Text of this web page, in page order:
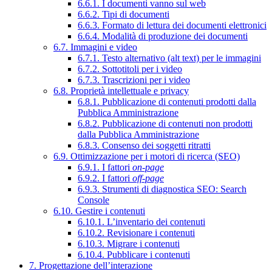
6.6.1. I documenti vanno sul web
6.6.2. Tipi di documenti
6.6.3. Formato di lettura dei documenti elettronici
6.6.4. Modalità di produzione dei documenti
6.7. Immagini e video
6.7.1. Testo alternativo (alt text) per le immagini
6.7.2. Sottotitoli per i video
6.7.3. Trascrizioni per i video
6.8. Proprietà intellettuale e privacy
6.8.1. Pubblicazione di contenuti prodotti dalla
Pubblica Amministrazione
6.8.2. Pubblicazione di contenuti non prodotti
dalla Pubblica Amministrazione
6.8.3. Consenso dei soggetti ritratti
6.9. Ottimizzazione per i motori di ricerca (SEO)
6.9.1. I fattori on-page
6.9.2. I fattori off-page
6.9.3. Strumenti di diagnostica SEO: Search
Console
6.10. Gestire i contenuti
6.10.1. L’inventario dei contenuti
6.10.2. Revisionare i contenuti
6.10.3. Migrare i contenuti
6.10.4. Pubblicare i contenuti
7. Progettazione dell’interazione